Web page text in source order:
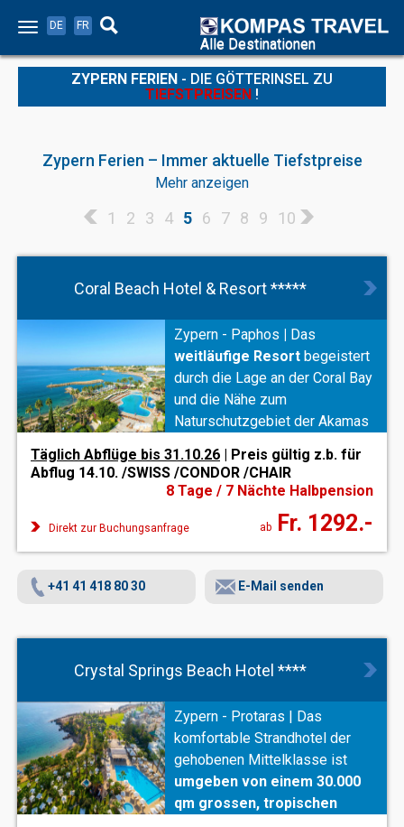
DE FR
Alle Destinationen
ZYPERN FERIEN - DIE GÖTTERINSEL ZU
TIEFSTPREISEN !
Zypern Ferien – Immer aktuelle Tiefstpreise
Zypern Ferien zu Tiefstpreisen. ☀ 8 Tage ab CHF 695.- ☀ Ob
Angebote zu unschlagbaren Preisen. Kompas Travel ist der
aktuelle Tagespreise ✓ Reisegarantiefonds ✓ Gratis
Mehr anzeigen
1 2 3 4 5 6 7 8 9 10
Coral Beach Hotel & Resort *****
Zypern - Paphos | Das
weitläufige Resort begeistert
durch die Lage an der Coral Bay
und die Nähe zum
Naturschutzgebiet der Akamas
Entspannungsuchen, kommen
genauso auf ihre Kosten wie
Täglich Abflüge bis 31.10.26 | Preis gültig z.b. für
Abflug 14.10. /SWISS /CONDOR /CHAIR
8 Tage / 7 Nächte Halbpension
Direkt zur Buchungsanfrage ab Fr. 1292.-
+41 41 418 80 30 E-Mail senden
Crystal Springs Beach Hotel ****
Zypern - Protaras | Das
komfortable Strandhotel der
gehobenen Mittelklasse ist
umgeben von einem 30.000
qm grossen, tropischen